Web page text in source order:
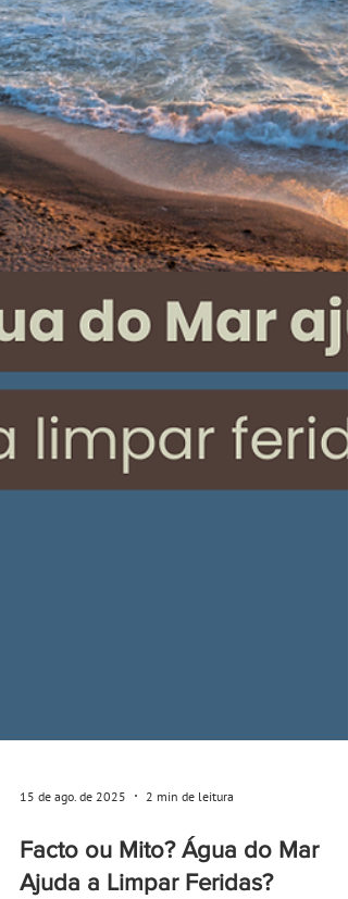
2 min de leitura
Facto ou Mito? Água do Mar